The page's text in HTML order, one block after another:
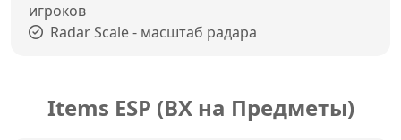
игроков
Radar Scale - масштаб радара
Items ESP (ВХ на Предметы)